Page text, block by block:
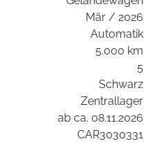
Mär / 2026
Automatik
5.000 km
5
Schwarz
Zentrallager
ab ca. 08.11.2026
CAR3030331